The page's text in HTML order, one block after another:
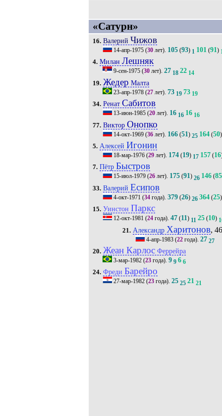
«Сатурн»
16. Валерий Чижов
14-апр-1975(30лет). 105(93) 1 101(91)
4. Милан Лешняк
9-сен-1975(30лет). 27 18 22 14
19. Жедер Малта
23-апр-1978(27лет). 73 19 73 19
34. Ренат Сабитов
13-июн-1985(20лет). 16 16 16 16
77. Виктор Онопко
14-окт-1969(36лет). 166(51) 25 164(50)
5. Алексей Игонин
18-мар-1976(29лет). 174(19) 17 157(16
7. Пётр Быстров
15-июл-1979(26лет). 175(91) 26 146(85
33. Валерий Есипов
4-окт-1971 (34года). 379(26) 26 364(25)
15. Уинстон Паркс
12-окт-1981 (24года). 47(11) 11 25(10)
21. Александр Харитонов,
4-апр-1983 (22 года).27 27
20. Жеан КарлосФеррейра
3-мар-1982(23года). 9 9 6 6
24. Фреди Барейро
27-мар-1982(23года). 25 25 21 21